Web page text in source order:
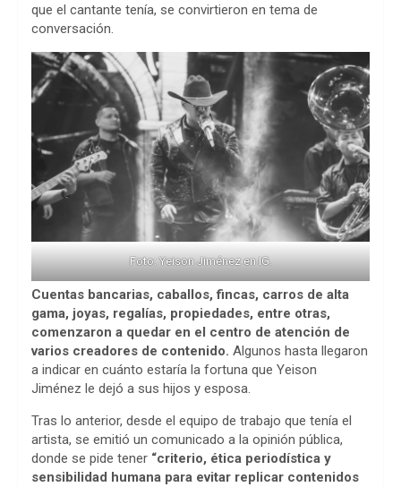
que el cantante tenía, se convirtieron en tema de
conversación.
Foto: Yeison Jiménez en IG.
Cuentas bancarias, caballos, fincas, carros de alta
gama, joyas, regalías, propiedades, entre otras,
comenzaron a quedar en el centro de atención de
varios creadores de contenido. Algunos hasta llegaron
a indicar en cuánto estaría la fortuna que Yeison
Jiménez le dejó a sus hijos y esposa.
Tras lo anterior, desde el equipo de trabajo que tenía el
artista, se emitió un comunicado a la opinión pública,
donde se pide tener “criterio, ética periodística y
sensibilidad humana para evitar replicar contenidos